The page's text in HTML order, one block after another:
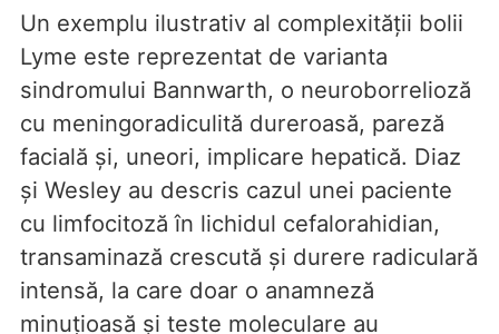
Un exemplu ilustrativ al complexității bolii
Lyme este reprezentat de varianta
sindromului Bannwarth, o neuroborrelioză
cu meningoradiculită dureroasă, pareză
facială și, uneori, implicare hepatică. Diaz
și Wesley au descris cazul unei paciente
cu limfocitoză în lichidul cefalorahidian,
transaminază crescută și durere radiculară
intensă, la care doar o anamneză
minuțioasă și teste moleculare au